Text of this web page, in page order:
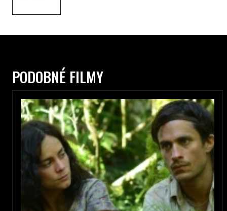
PODOBNÉ FILMY